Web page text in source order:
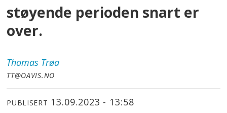
støyende perioden snart er
over.
Thomas Trøa
TT@OAVIS.NO
PUBLISERT 13.09.2023 - 13:58